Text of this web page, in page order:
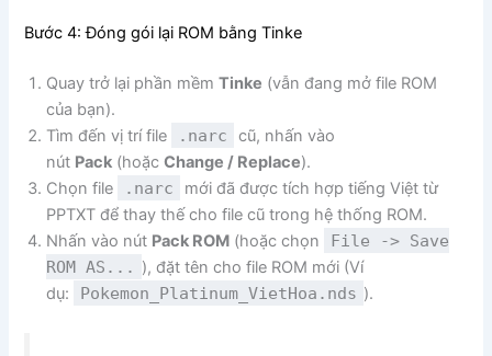
Bước 4: Đóng gói lại ROM bằng Tinke
Quay trở lại phần mềmTinke (vẫn đang mở file ROM
của bạn).
Tìm đến vị trí file
.narc
cũ, nhấn vào
nút Pack (hoặcChange / Replace).
Chọn file
.narc
mới đã được tích hợp tiếng Việt từ
PPTXT để thay thế cho file cũ trong hệ thống ROM.
Nhấn vào nút Pack ROM (hoặc chọn
File -> Save
ROM AS... ), đặt tên cho file ROM mới (Ví
dụ:
Pokemon_Platinum_VietHoa.nds ).